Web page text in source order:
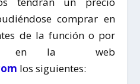
comprar en
de la función o por
en la web
los siguientes: